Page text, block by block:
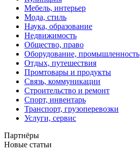
Мебель, интерьер
Мода, стиль
Наука, образование
Недвижимость
Общество, право
Оборудование, промышленность
Отдых, путешествия
Промтовары и продукты
Связь, коммуникации
Строительство и ремонт
Спорт, инвентарь
Транспорт, грузоперевозки
Услуги, сервис
Партнёры
Новые статьи